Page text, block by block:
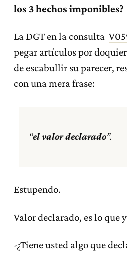
los 3 hechos imponibles?
La DGT en la consulta
pegar artículos por
de escabullir su parecer,
con una mera frase:
“el valor declarado”.
Estupendo.
Valor declarado, es lo que
-¿Tiene usted algo que